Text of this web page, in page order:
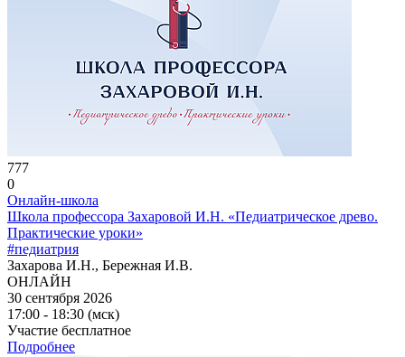
777
0
Онлайн-школа
Школа профессора Захаровой И.Н. «Педиатрическое древо.
Практические уроки»
#педиатрия
Захарова И.Н., Бережная И.В.
ОНЛАЙН
30 сентября 2026
17:00 - 18:30 (мск)
Участие бесплатное
Подробнее